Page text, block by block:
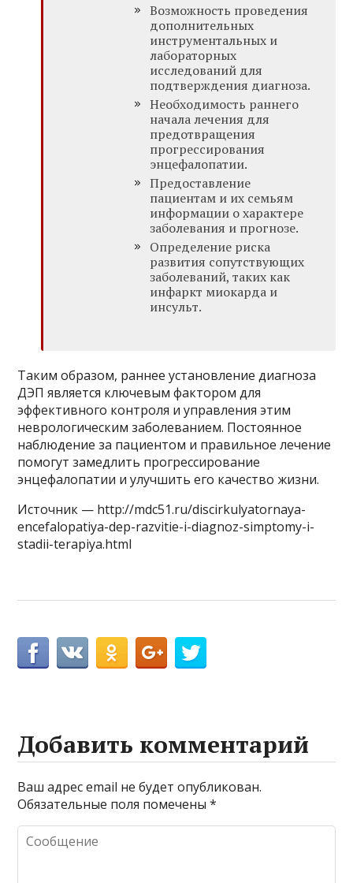
Возможность проведения
дополнительных
инструментальных и
лабораторных
исследований для
подтверждения диагноза.
Необходимость раннего
начала лечения для
предотвращения
прогрессирования
энцефалопатии.
Предоставление
пациентам и их семьям
информации о характере
заболевания и прогнозе.
Определение риска
развития сопутствующих
заболеваний, таких как
инфаркт миокарда и
инсульт.
Таким образом, раннее установление диагноза
ДЭП является ключевым фактором для
эффективного контроля и управления этим
неврологическим заболеванием. Постоянное
наблюдение за пациентом и правильное лечение
помогут замедлить прогрессирование
энцефалопатии и улучшить его качество жизни.
Источник — http://mdc51.ru/discirkulyatornaya-
encefalopatiya-dep-razvitie-i-diagnoz-simptomy-i-
stadii-terapiya.html
Добавить комментарий
Ваш адрес email не будет опубликован.
Обязательные поля помечены*